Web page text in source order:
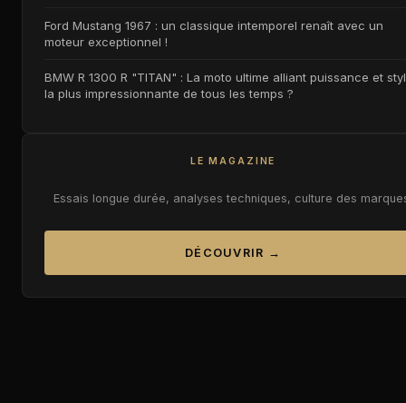
Ford Mustang 1967 : un classique intemporel renaît avec un
moteur exceptionnel !
BMW R 1300 R "TITAN" : La moto ultime alliant puissance et
la plus impressionnante de tous les temps ?
LE MAGAZINE
Essais longue durée, analyses techniques, culture des
DÉCOUVRIR →